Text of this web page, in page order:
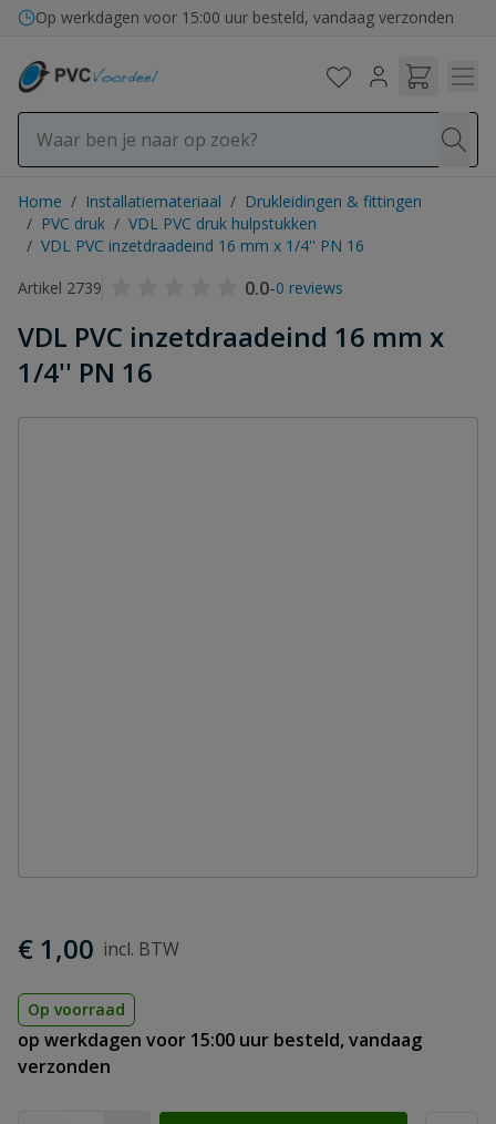
Ga naar de inhoud
Op werkdagen voor 15:00 uur besteld, vandaag verzonden
Home / Installatiemateriaal / Drukleidingen & fittingen
/ PVC druk / VDL PVC druk hulpstukken
/ VDL PVC inzetdraadeind 16 mm x 1/4'' PN 16
Artikel 2739
0.0-0 reviews
VDL PVC inzetdraadeind 16 mm x
1/4'' PN 16
€ 1,00
Op voorraad
op werkdagen voor 15:00 uur besteld, vandaag
verzonden